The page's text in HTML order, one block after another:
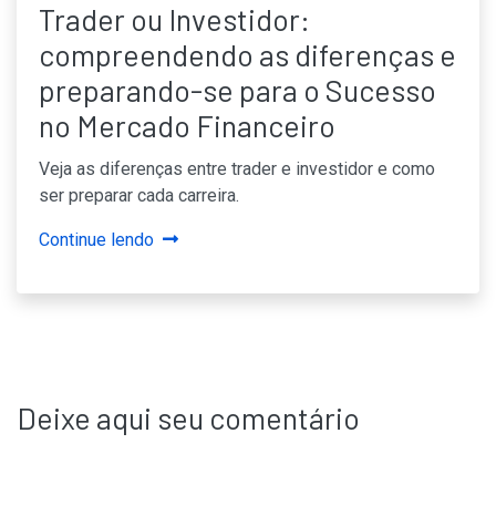
Trader ou Investidor:
compreendendo as diferenças e
preparando-se para o Sucesso
no Mercado Financeiro
Veja as diferenças entre trader e investidor e como
ser preparar cada carreira.
Continue lendo
Deixe aqui seu comentário